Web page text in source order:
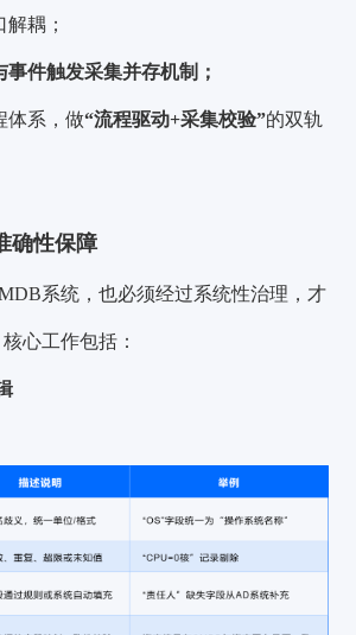
耦；
事件触发采集并存机制；
体系，做“流程驱动+采集校验”的双轨
确性保障
系统，也必须经过系统性治理，才
心工作包括：